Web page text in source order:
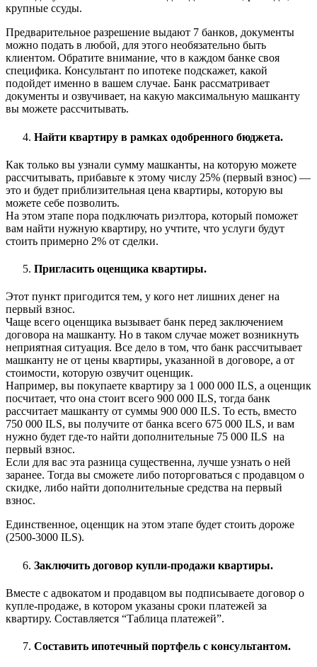
крупные ссуды.
Предварительное разрешение выдают 7 банков, документы
можно подать в любой, для этого необязательно быть
клиентом. Обратите внимание, что в каждом банке своя
специфика. Консультант по ипотеке подскажет, какой
подойдет именно в вашем случае. Банк рассматривает
документы и озвучивает, на какую максимальную машканту
вы можете рассчитывать.
Найти квартиру в рамках одобренного бюджета.
Как только вы узнали сумму машканты, на которую можете
рассчитывать, прибавьте к этому числу 25% (первый взнос) —
это и будет приблизительная цена квартиры, которую вы
можете себе позволить.
На этом этапе пора подключать риэлтора, который поможет
вам найти нужную квартиру, но учтите, что услуги будут
стоить примерно 2% от сделки.
Пригласить оценщика квартиры.
Этот пункт пригодится тем, у кого нет лишних денег на
первый взнос.
Чаще всего оценщика вызывает банк перед заключением
договора на машканту. Но в таком случае может возникнуть
неприятная ситуация. Все дело в том, что банк рассчитывает
машканту не от цены квартиры, указанной в договоре, а от
стоимости, которую озвучит оценщик.
Например, вы покупаете квартиру за 1 000 000 ILS, а оценщик
посчитает, что она стоит всего 900 000 ILS, тогда банк
рассчитает машканту от суммы 900 000 ILS. То есть, вместо
750 000 ILS, вы получите от банка всего 675 000 ILS, и вам
нужно будет где-то найти дополнительные 75 000 ILS на
первый взнос.
Если для вас эта разница существенна, лучше узнать о ней
заранее. Тогда вы сможете либо поторговаться с продавцом о
скидке, либо найти дополнительные средства на первый
взнос.
Единственное, оценщик на этом этапе будет стоить дороже
(2500-3000 ILS).
Заключить договор купли-продажи квартиры.
Вместе с адвокатом и продавцом вы подписываете договор о
купле-продаже, в котором указаны сроки платежей за
квартиру. Составляется “Таблица платежей”.
Составить ипотечный портфель с консультантом.